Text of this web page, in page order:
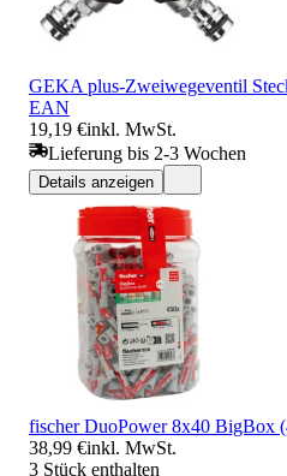
GEKA plus-Zweiwegeventil
EAN
19,19 €inkl. MwSt.
Lieferung bis 2-3 Wochen
Details anzeigen
fischer DuoPower 8x40 BigBox
38,99 €inkl. MwSt.
3 Stück enthalten